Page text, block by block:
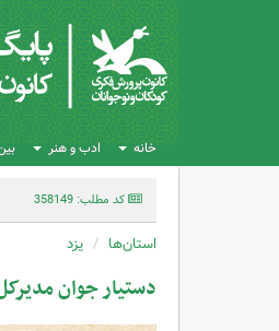
خانه ادب و هنر
کد مطلب: 358149
استان‌ها یزد
دستیار جوان